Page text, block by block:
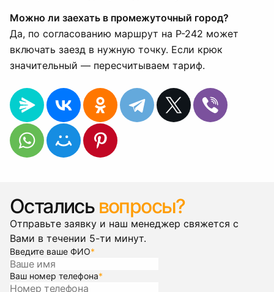
Можно ли заехать в промежуточный город?
Да, по согласованию маршрут на Р-242 может
включать заезд в нужную точку. Если крюк
значительный — пересчитываем тариф.
Остались вопросы?
Отправьте заявку и наш менеджер свяжется с
Вами в течении 5-ти минут.
Введите ваше ФИО*
Ваш номер телефона*